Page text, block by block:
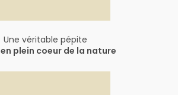
Une véritable pépite
en plein coeur de la nature